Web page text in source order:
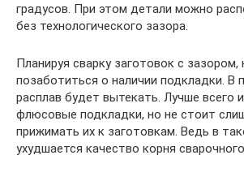
градусов. При этом детали можно
без технологического зазора.
Планируя сварку заготовок с зазором,
позаботиться о наличии подкладки. В
расплав будет вытекать. Лучше всего
флюсовые подкладки, но не стоит
прижимать их к заготовкам. Ведь в
ухудшается качество корня